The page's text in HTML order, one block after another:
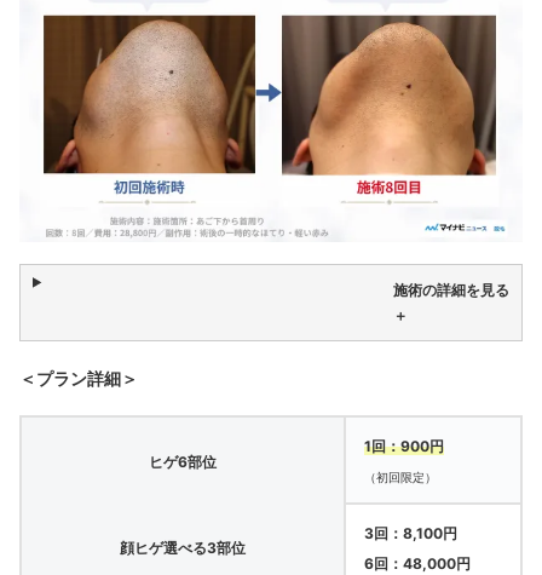
施術の詳細を見る
＋
＜プラン詳細＞
ヒゲ6部位
1回：900円
（初回限定）
顔ヒゲ選べる3部位
3回：8,100円
6回：48,000円